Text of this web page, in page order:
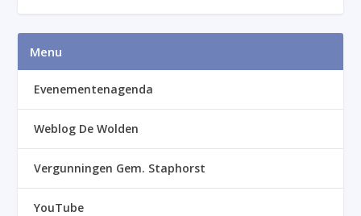
Menu
Evenementenagenda
Weblog De Wolden
Vergunningen Gem. Staphorst
YouTube